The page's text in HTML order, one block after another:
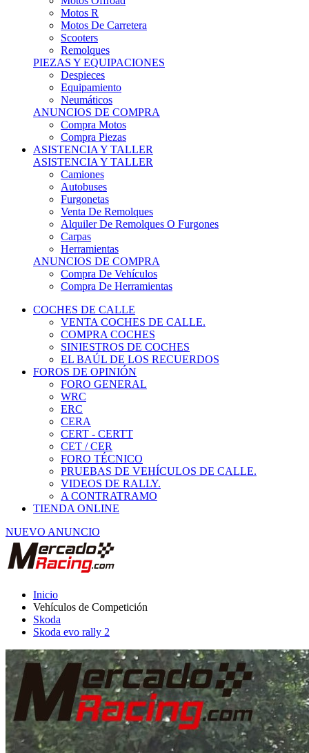
Motos R
Motos De Carretera
Scooters
Remolques
PIEZAS Y EQUIPACIONES
Despieces
Equipamiento
Neumáticos
ANUNCIOS DE COMPRA
Compra Motos
Compra Piezas
ASISTENCIA Y TALLER
ASISTENCIA Y TALLER
Camiones
Autobuses
Furgonetas
Venta De Remolques
Alquiler De Remolques O Furgones
Carpas
Herramientas
ANUNCIOS DE COMPRA
Compra De Vehículos
Compra De Herramientas
COCHES DE CALLE
VENTA COCHES DE CALLE.
COMPRA COCHES
SINIESTROS DE COCHES
EL BAÚL DE LOS RECUERDOS
FOROS DE OPINIÓN
FORO GENERAL
WRC
ERC
CERA
CERT - CERTT
CET / CER
FORO TÉCNICO
PRUEBAS DE VEHÍCULOS DE CALLE.
VIDEOS DE RALLY.
A CONTRATRAMO
TIENDA ONLINE
NUEVO ANUNCIO
Inicio
Vehículos de Competición
Skoda
Skoda evo rally 2